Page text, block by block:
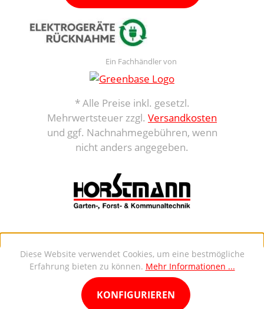
Ein Fachhändler von
* Alle Preise inkl. gesetzl.
Mehrwertsteuer zzgl. Versandkosten
und ggf. Nachnahmegebühren, wenn
nicht anders angegeben.
Diese Website verwendet Cookies, um eine bestmögliche
Erfahrung bieten zu können. Mehr Informationen ...
KONFIGURIEREN